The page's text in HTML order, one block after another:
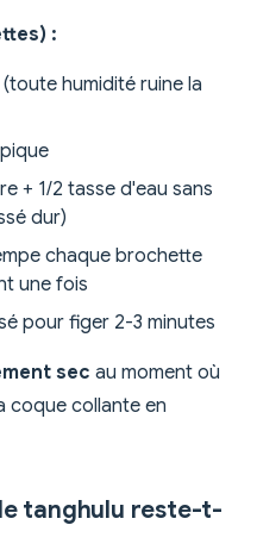
:
humidité ruine la
+ 1/2 tasse d'eau sans
dur)
chaque brochette
une fois
pour figer 2-3 minutes
sec au moment où
coque collante en
tanghulu reste-t-